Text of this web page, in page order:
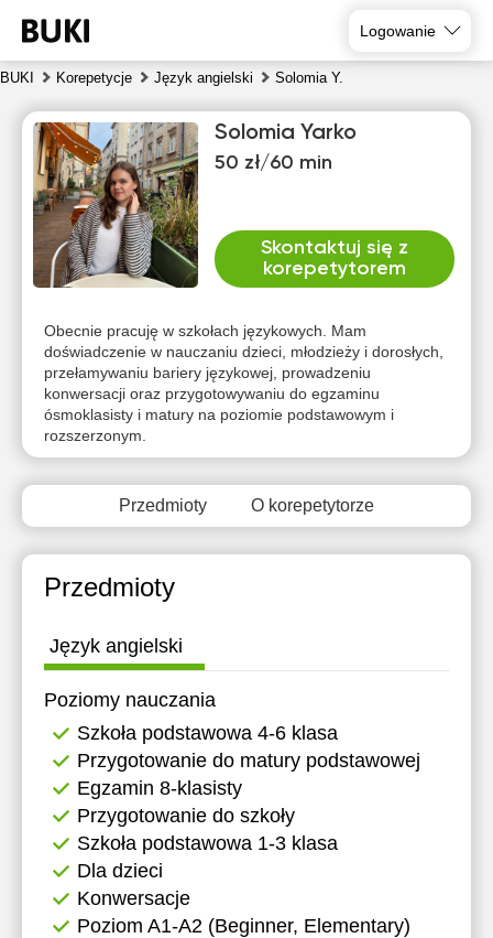
Logowanie
BUKI Korepetycje Język angielski Solomia Y.
Solomia Yarko
50 zł/60 min
Skontaktuj się z
korepetytorem
Obecnie pracuję w szkołach językowych. Mam
doświadczenie w nauczaniu dzieci, młodzieży i dorosłych,
przełamywaniu bariery językowej, prowadzeniu
konwersacji oraz przygotowywaniu do egzaminu
ósmoklasisty i matury na poziomie podstawowym i
rozszerzonym.
Przedmioty O korepetytorze
Przedmioty
Język angielski
Poziomy nauczania
Szkoła podstawowa 4-6 klasa
Przygotowanie do matury podstawowej
Egzamin 8-klasisty
Przygotowanie do szkoły
Szkoła podstawowa 1-3 klasa
Dla dzieci
Konwersacje
Poziom A1-A2 (Beginner, Elementary)
8
9
10
11
12
18:00
18:30
20:00
13:00
15:00
16:00
16:30
17:00
17:30
Brak
dostępnych
terminów
Brak
dostępnych
terminów
Brak
dostępnych
terminów terminów